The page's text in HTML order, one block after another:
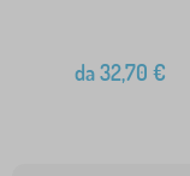
da32,70 €